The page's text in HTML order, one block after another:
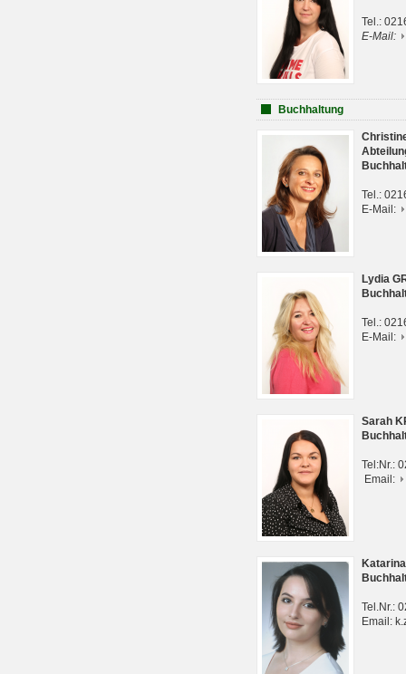
Tel.:
E-Mail:
Buchhaltung
Tel.:
E-Mail:
Lydia
Tel.:
E-Mail:
Sarah
Tel:Nr.:
Email:
Tel.Nr.:
Email: